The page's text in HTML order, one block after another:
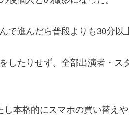
で進んだら普段よりも30分以
したりせず、全部出演者・ス
本格的にスマホの買い替え